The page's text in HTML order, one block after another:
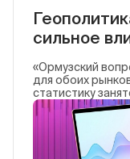
сильное
«Ормузский
для обоих
статистику